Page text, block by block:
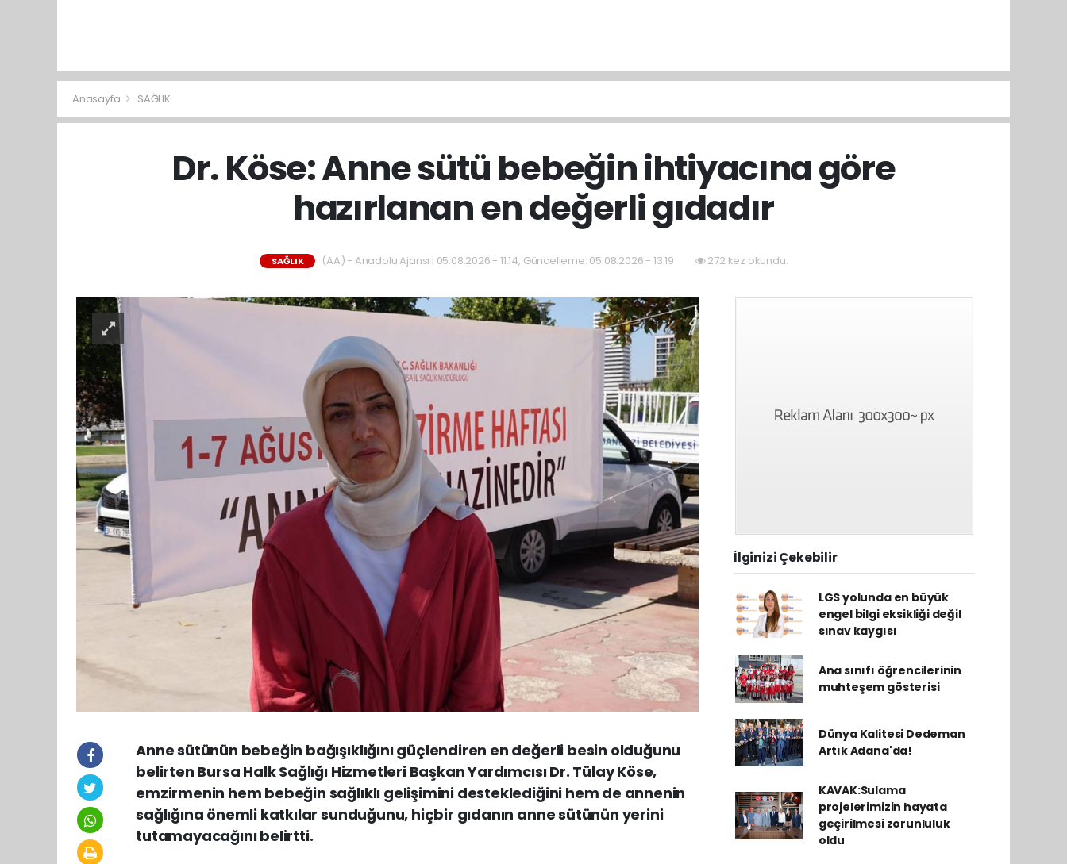
Anasayfa SAĞLIK
Dr. Köse: Anne sütü bebeğin ihtiyacına göre
hazırlanan en değerli gıdadır
SAĞLIK (AA) - Anadolu Ajansı | 05.08.2026 - 11:14, Güncelleme: 05.08.2026 - 13:19 272 kez okundu.
Anne sütünün bebeğin bağışıklığını güçlendiren en değerli besin olduğunu
belirten Bursa Halk Sağlığı Hizmetleri Başkan Yardımcısı Dr. Tülay Köse,
emzirmenin hem bebeğin sağlıklı gelişimini desteklediğini hem de annenin
sağlığına önemli katkılar sunduğunu, hiçbir gıdanın anne sütünün yerini
tutamayacağını belirtti.
İlginizi Çekebilir
LGS yolunda en büyük
engel bilgi eksikliği değil
sınav kaygısı
Ana sınıfı öğrencilerinin
muhteşem gösterisi
Dünya Kalitesi Dedeman
Artık Adana'da!
KAVAK:Sulama
projelerimizin hayata
geçirilmesi zorunluluk
oldu